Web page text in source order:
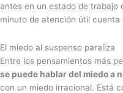
antes en un estado de trabajo
minuto de atención útil cuenta
El miedo al suspenso paraliza
Entre los pensamientos más
se puede hablar del miedo a
con un miedo irracional. Está